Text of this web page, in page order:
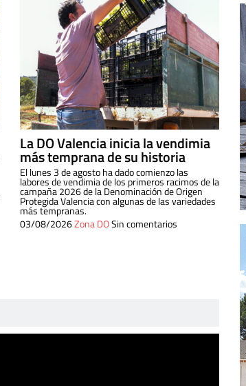
La DO Valencia inicia la vendimia
más temprana de su historia
El lunes 3 de agosto ha dado comienzo las
labores de vendimia de los primeros racimos de la
campaña 2026 de la Denominación de Origen
Protegida Valencia con algunas de las variedades
más tempranas.
03/08/2026Zona DOSin comentarios